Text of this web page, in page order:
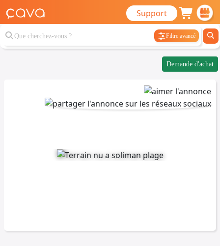
Support
Filtre avancé
Demande d'achat